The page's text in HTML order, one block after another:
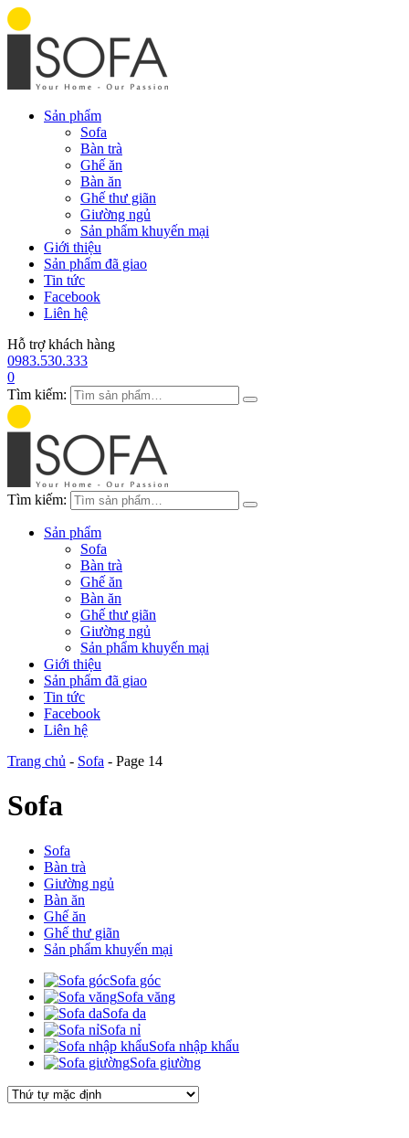
Sản phẩm
Sofa
Bàn trà
Ghế ăn
Bàn ăn
Ghế thư giãn
Giường ngủ
Sản phẩm khuyến mại
Giới thiệu
Sản phẩm đã giao
Tin tức
Facebook
Liên hệ
Hỗ trợ khách hàng
0983.530.333
0
Tìm kiếm:
Tìm kiếm:
Sản phẩm
Sofa
Bàn trà
Ghế ăn
Bàn ăn
Ghế thư giãn
Giường ngủ
Sản phẩm khuyến mại
Giới thiệu
Sản phẩm đã giao
Tin tức
Facebook
Liên hệ
Trang chủ - Sofa - Page 14
Sofa
Sofa
Bàn trà
Giường ngủ
Bàn ăn
Ghế ăn
Ghế thư giãn
Sản phẩm khuyến mại
Sofa góc
Sofa văng
Sofa da
Sofa nỉ
Sofa nhập khẩu
Sofa giường